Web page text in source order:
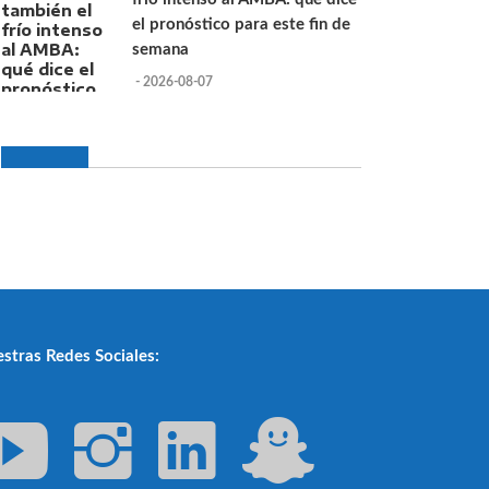
el pronóstico para este fin de
semana
- 2026-08-07
Redes Sociales: